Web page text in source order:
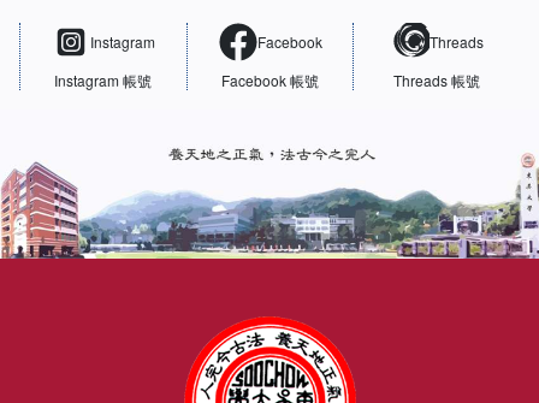
Instagram
Instagram 帳號
Facebook
Facebook 帳號
Threads
Threads 帳號